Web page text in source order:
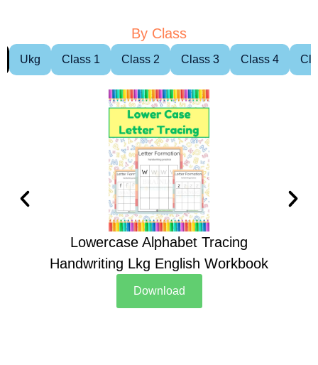
By Class
Ukg Class 1 Class 2 Class 3 Class 4
Lowercase Alphabet Tracing
Handwriting Lkg English Workbook
Download